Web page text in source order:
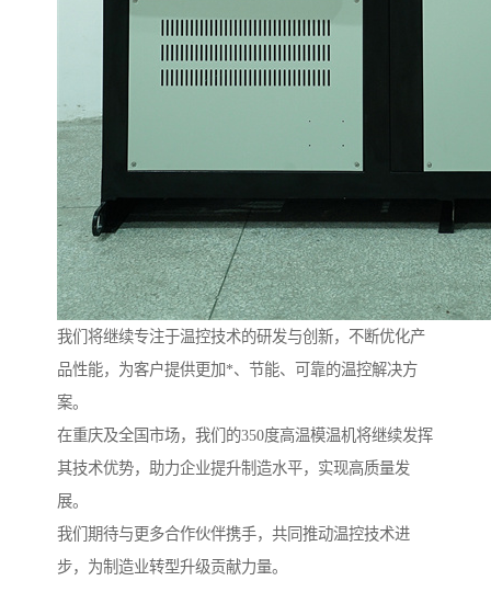
我们将继续专注于温控技术的研发与创新，不断优化产
品性能，为客户提供更加*、节能、可靠的温控解决方
案。
在重庆及全国市场，我们的350度高温模温机将继续发挥
其技术优势，助力企业提升制造水平，实现高质量发
展。
我们期待与更多合作伙伴携手，共同推动温控技术进
步，为制造业转型升级贡献力量。